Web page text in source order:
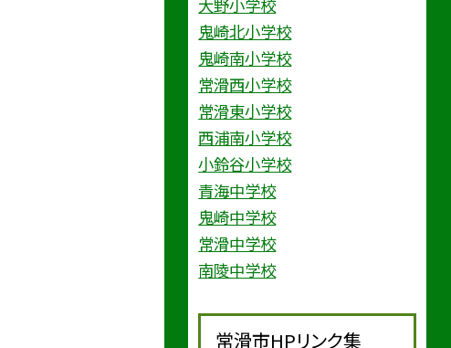
大野小学校
鬼崎北小学校
鬼崎南小学校
常滑西小学校
常滑東小学校
西浦南小学校
小鈴谷小学校
青海中学校
鬼崎中学校
常滑中学校
南陵中学校
常滑市HPリンク集